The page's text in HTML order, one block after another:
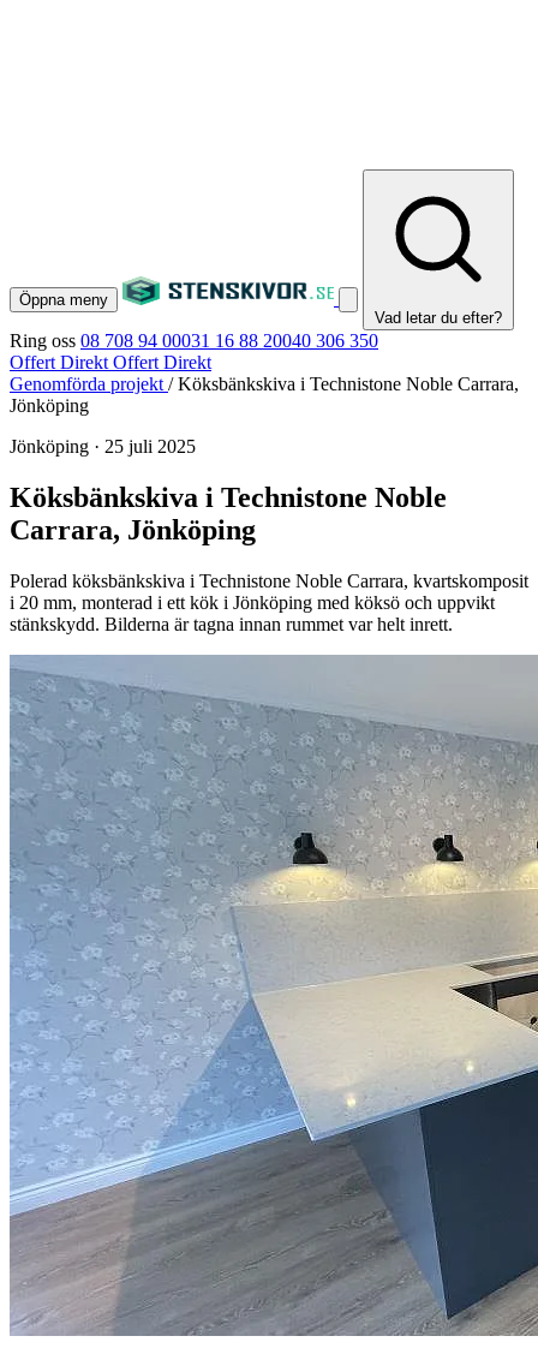
Öppna meny
Vad letar du efter?
Ring oss 08 708 94 00031 16 88 20040 306 350
Offert Direkt Offert Direkt
Genomförda projekt / Köksbänkskiva i Technistone Noble Carrara,
Jönköping
Jönköping · 25 juli 2025
Köksbänkskiva i Technistone Noble
Carrara, Jönköping
Polerad köksbänkskiva i Technistone Noble Carrara, kvartskomposit
i 20 mm, monterad i ett kök i Jönköping med köksö och uppvikt
stänkskydd. Bilderna är tagna innan rummet var helt inrett.